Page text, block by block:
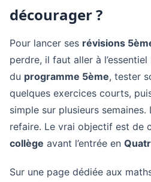
décourager ?
Pour lancer ses révisions
perdre, il faut aller à
du programme 5ème, tester
quelques exercices courts,
simple sur plusieurs semaines.
refaire. Le vrai objectif est de
collège avant l’entrée en
Sur une page dédiée aux